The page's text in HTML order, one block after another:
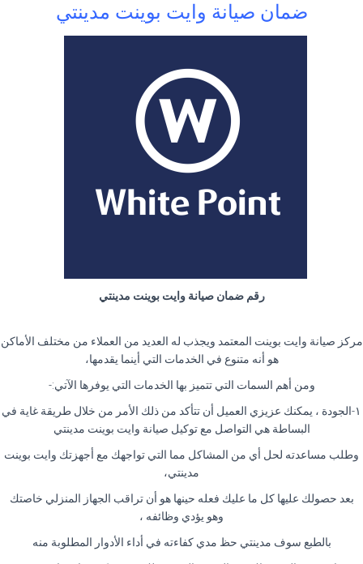
ضمان صيانة وايت بوينت مدينتي
رقم ضمان صيانة وايت بوينت مدينتي
مركز صيانة وايت بوينت المعتمد ويجذب له العديد من العملاء من مختلف الأماكن
هو أنه متنوع في الخدمات التي أينما يقدمها،
ومن أهم السمات التي تتميز بها الخدمات التي يوفرها الآتي:-
١-الجودة ، يمكنك عزيزي العميل أن تتأكد من ذلك الأمر من خلال طريقة غاية في
البساطة هي التواصل مع توكيل صيانة وايت بوينت مدينتي
وطلب مساعدته لحل أي من المشاكل مما التي تواجهك مع أجهزتك وايت بوينت
مدينتي،
بعد حصولك عليها كل ما عليك فعله حينها هو أن تراقب الجهاز المنزلي خاصتك
وهو يؤدي وظائفه ،
بالطبع سوف مدينتي حظ مدي كفاءته في أداء الأدوار المطلوبة منه